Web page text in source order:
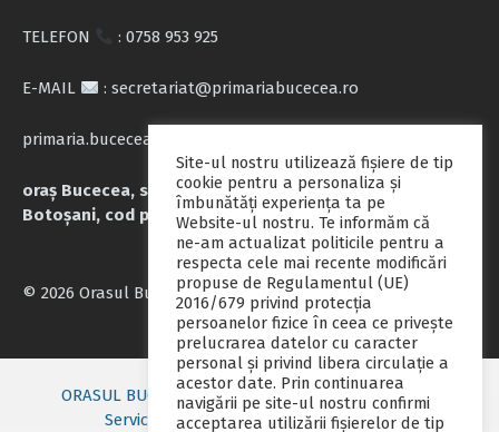
TELEFON : 0758 953 925
E-MAIL : secretariat@primariabucecea.ro
primaria.bucecea@yahoo.com
oraș Bucecea, str. Calea Națională nr.71, județul
Botoșani, cod poștal 717045
© 2026 Orasul Bucecea
ORASUL BUCECEA Primarie nou
Consiliul local
Servicii publice
Contact Fii pregatit
Site-ul nostru utilizează fişiere de tip
cookie pentru a personaliza și
îmbunătăți experiența ta pe
Website-ul nostru. Te informăm că
ne-am actualizat politicile pentru a
respecta cele mai recente modificări
propuse de Regulamentul (UE)
2016/679 privind protecția
persoanelor fizice în ceea ce privește
prelucrarea datelor cu caracter
personal și privind libera circulație a
acestor date. Prin continuarea
navigării pe site-ul nostru confirmi
acceptarea utilizării fişierelor de tip